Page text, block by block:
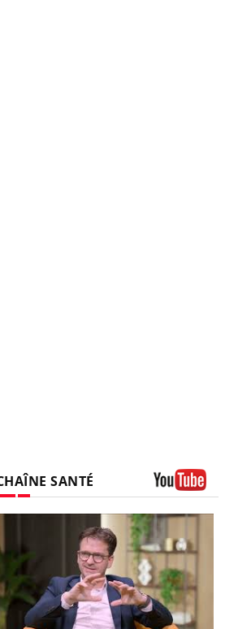
SANTÉ